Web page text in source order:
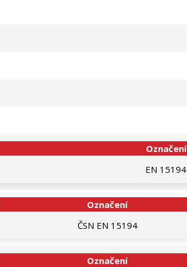
Označení
EN 15194
Označení
ČSN EN 15194
Označení